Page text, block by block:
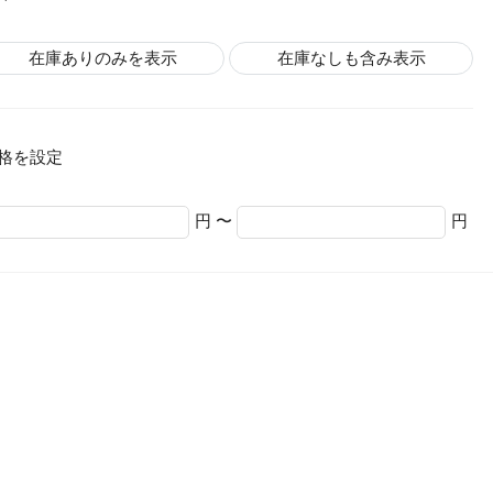
在庫ありのみを表示 在庫なしも含み表示
を設定
円 〜 円